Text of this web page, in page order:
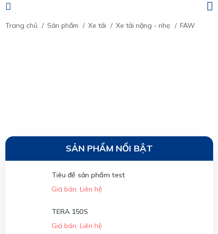
Trang chủ / Sản phẩm / Xe tải / Xe tải nặng - nhẹ / FAW
SẢN PHẨM NỔI BẬT
Tiêu đề sản phẩm test
Giá bán: Liên hệ
TERA 150S
Giá bán: Liên hệ